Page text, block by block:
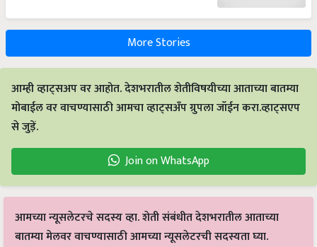
More Stories
आम्ही व्हाट्सअप वर आहोत. देशभरातील शेतीविषयीच्या आताच्या बातम्या
मोबाईल वर वाचण्यासाठी आमचा व्हाट्सअँप ग्रुपला जॉईन करा.व्हाट्सएप
से जुड़ें.
Join on WhatsApp
आमच्या न्यूसलेटरचे सदस्य व्हा. शेती संबंधीत देशभरातील आताच्या
बातम्या मेलवर वाचण्यासाठी आमच्या न्यूसलेटरची सदस्यता घ्या.